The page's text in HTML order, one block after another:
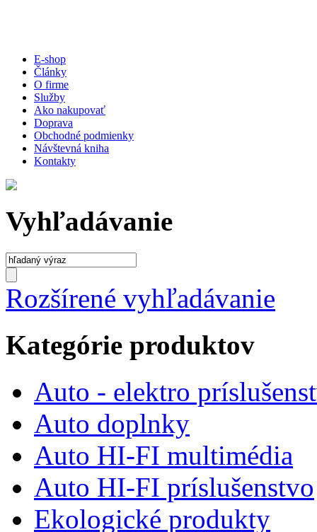
E-shop
Články
O firme
Služby
Ako nakupovať
Doprava
Obchodné podmienky
Návštevná kniha
Kontakty
Vyhľadávanie
Rozšírené vyhľadávanie
Kategórie produktov
Auto - elektro
Auto doplnky
Auto HI-FI multimédia
Auto HI-FI príslušenstvo
Ekologické produkty